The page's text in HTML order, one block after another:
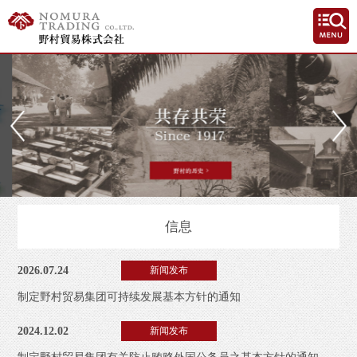
信息
2026.07.24 新闻发布
制定野村贸易集团可持续发展基本方针的通知
2024.12.02 新闻发布